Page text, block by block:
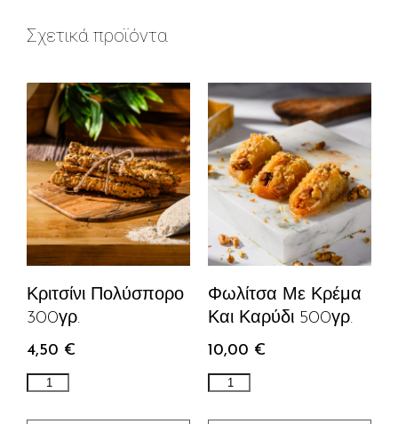
Σχετικά προϊόντα
Κριτσίνι Πολύσπορο
300γρ.
4,50 €
Φωλίτσα Με Κρέμα
Και Καρύδι 500γρ.
10,00 €